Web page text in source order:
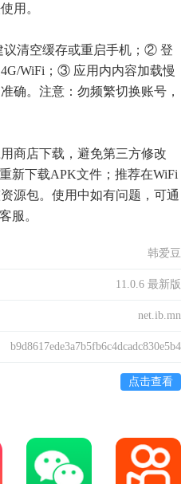
用。
清空缓存或重启手机；② 登
WiFi；③ 应用内内容加载慢
确。注意：勿频繁切换账号，
商店下载，避免第三方修改
新下载APK文件；推荐在WiFi
源包。使用中如有问题，可通
服。
韩爱豆
11.0.6 最新版
net.ib.mn
b9d8617ede3a7b5fb6c4dcadc830e5b4
点击查看